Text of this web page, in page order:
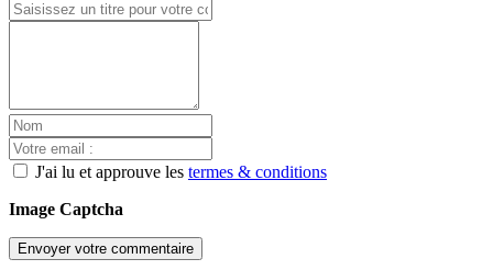
J'ai lu et approuve les termes & conditions
Image Captcha
Envoyer votre commentaire